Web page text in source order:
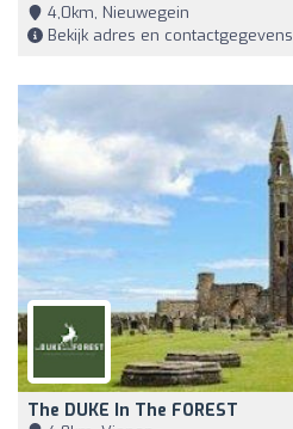
4,0km, Nieuwegein
Bekijk adres en contactgegevens
The DUKE In The FOREST